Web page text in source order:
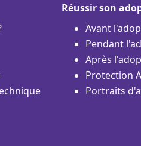
Réussir son
Avant
Pendant
Après
Protection
Portraits